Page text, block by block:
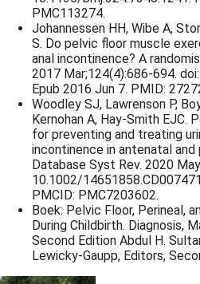
PMC113274.
Johannessen HH, Wibe A,
S. Do pelvic floor muscle
anal incontinence? A
2017 Mar;124(4):686-694.
Epub 2016 Jun 7. PMID:
Woodley SJ, Lawrenson P,
Kernohan A, Hay-Smith EJC.
for preventing and treating
incontinence in antenatal
Database Syst Rev. 2020
10.1002/
PMCID: PMC7203602.
Boek: Pelvic Floor, Perineal,
During Childbirth. Diagnosis,
Second Edition Abdul H.
Lewicky-Gaupp, Editors,